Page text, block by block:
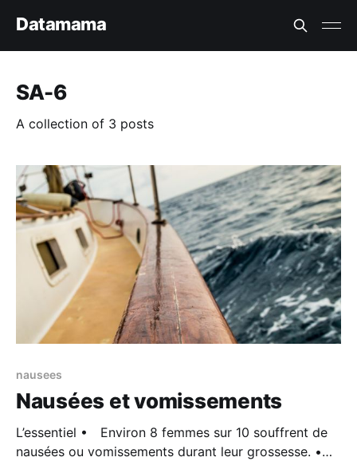
Datamama
SA-6
A collection of 3 posts
nausees
Nausées et vomissements
L’essentiel • Environ 8 femmes sur 10 souffrent de
nausées ou vomissements durant leur grossesse. •